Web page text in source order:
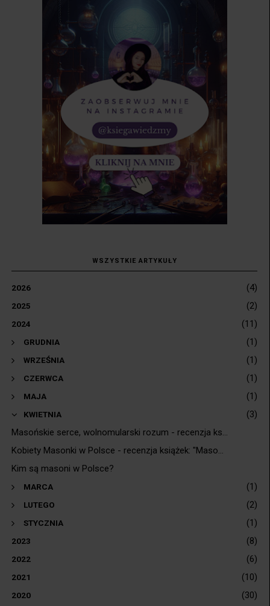
WSZYSTKIE ARTYKUŁY
2026 (4)
2025 (2)
2024 (11)
► GRUDNIA (1)
► WRZEŚNIA (1)
► CZERWCA (1)
► MAJA (1)
▼ KWIETNIA
(3)
Masońskie serce, wolnomularski rozum - recenzja ks...
Kobiety Masonki w Polsce - recenzja książek: "Maso...
Kim są masoni w Polsce?
► MARCA (1)
► LUTEGO (2)
► STYCZNIA (1)
2023 (8)
2022 (6)
2021 (10)
2020 (30)